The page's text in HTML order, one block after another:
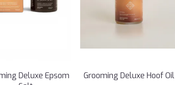
Deluxe Epsom
Grooming Deluxe Hoof Oil